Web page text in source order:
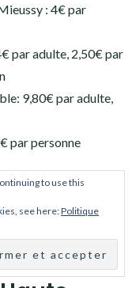
: 4€ par
par adulte, 2,50€ par
9,80€ par adulte,
par personne
to use this
see here:Politique